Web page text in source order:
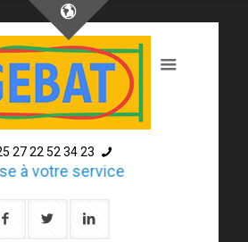
27 22 52 34 23
à votre service